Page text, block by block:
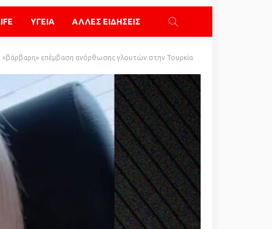
ΥΓΕΙΑ ΑΛΛΕΣ ΕΙΔΗΣΕΙΣ
«βάρβαρη» επέμβαση ανόρθωσης γλουτών στην Τουρκία